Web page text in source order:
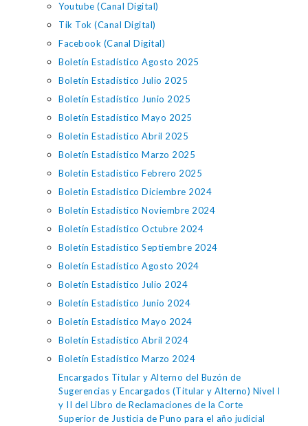
Youtube (Canal Digital)
Tik Tok (Canal Digital)
Facebook (Canal Digital)
Boletín Estadístico Agosto 2025
Boletín Estadístico Julio 2025
Boletín Estadístico Junio 2025
Boletín Estadístico Mayo 2025
Boletin Estadistico Abril 2025
Boletín Estadístico Marzo 2025
Boletin Estadistico Febrero 2025
Boletin Estadistico Diciembre 2024
Boletín Estadístico Noviembre 2024
Boletín Estadístico Octubre 2024
Boletín Estadístico Septiembre 2024
Boletín Estadístico Agosto 2024
Boletín Estadístico Julio 2024
Boletín Estadístico Junio 2024
Boletín Estadístico Mayo 2024
Boletín Estadístico Abril 2024
Boletín Estadístico Marzo 2024
Encargados Titular y Alterno del Buzón de
Sugerencias y Encargados (Titular y Alterno) Nivel I
y II del Libro de Reclamaciones de la Corte
Superior de Justicia de Puno para el año judicial